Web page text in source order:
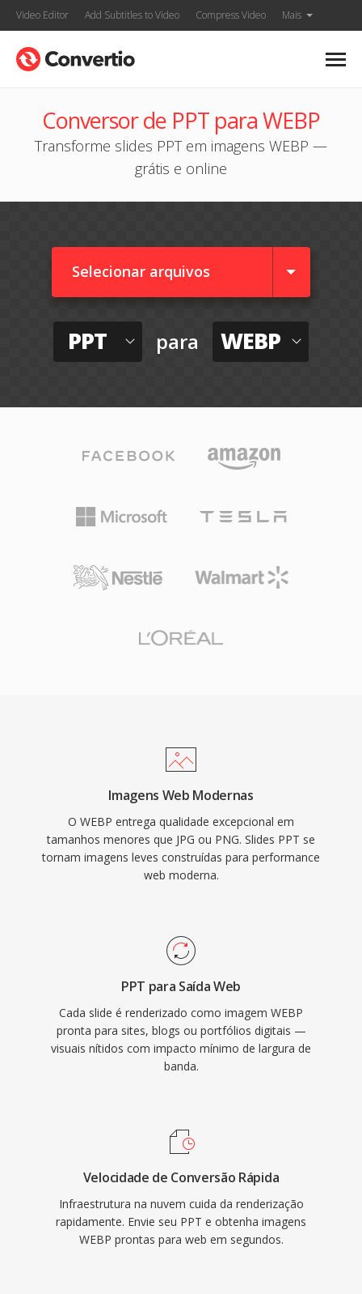
Video Editor Add Subtitles to Video Compress Video Mais
Conversor de PPT para WEBP
Transforme slides PPT em imagens WEBP —
grátis e online
Selecionar arquivos
PPT para WEBP
Imagens Web Modernas
O WEBP entrega qualidade excepcional em
tamanhos menores que JPG ou PNG. Slides PPT se
tornam imagens leves construídas para performance
web moderna.
PPT para Saída Web
Cada slide é renderizado como imagem WEBP
pronta para sites, blogs ou portfólios digitais —
visuais nítidos com impacto mínimo de largura de
banda.
Velocidade de Conversão Rápida
Infraestrutura na nuvem cuida da renderização
rapidamente. Envie seu PPT e obtenha imagens
WEBP prontas para web em segundos.